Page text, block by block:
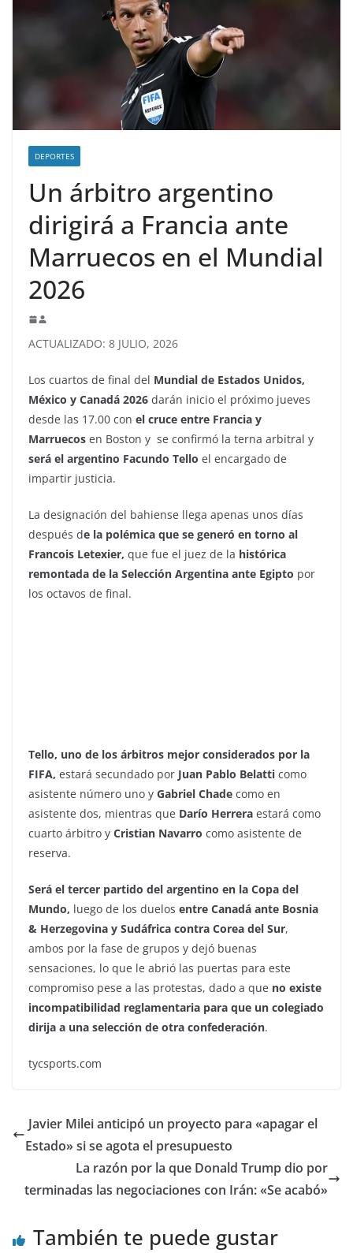
DEPORTES
Un árbitro argentino
dirigirá a Francia ante
Marruecos en el Mundial
2026
ACTUALIZADO: 8 JULIO, 2026
Los cuartos de final del Mundial de Estados Unidos,
México y Canadá 2026 darán inicio el próximo jueves
desde las 17.00 con el cruce entre Francia y
Marruecos en Boston y se confirmó la terna arbitral y
será el argentino Facundo Tello el encargado de
impartir justicia.
La designación del bahiense llega apenas unos días
después de la polémica que se generó en torno al
Francois Letexier, que fue el juez de la histórica
remontada de la Selección Argentina ante Egipto por
los octavos de final.
Tello, uno de los árbitros mejor considerados por la
FIFA, estará secundado por Juan Pablo Belatti como
asistente número uno y Gabriel Chade como en
asistente dos, mientras que Darío Herrera estará como
cuarto árbitro y Cristian Navarro como asistente de
reserva.
Será el tercer partido del argentino en la Copa del
Mundo, luego de los duelos entre Canadá ante Bosnia
& Herzegovina y Sudáfrica contra Corea del Sur,
ambos por la fase de grupos y dejó buenas
sensaciones, lo que le abrió las puertas para este
compromiso pese a las protestas, dado a que no existe
incompatibilidad reglamentaria para que un colegiado
dirija a una selección de otra confederación.
tycsports.com
Javier Milei anticipó un proyecto para «apagar el
Estado» si se agota el presupuesto
La razón por la que Donald Trump dio por
terminadas las negociaciones con Irán: «Se acabó»
También te puede gustar